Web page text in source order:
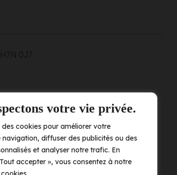
votre vie privée.
des cookies pour améliorer votre
navigation, diffuser des publicités ou des
et analyser notre trafic. En
accepter », vous consentez à notre
H7N 0J7